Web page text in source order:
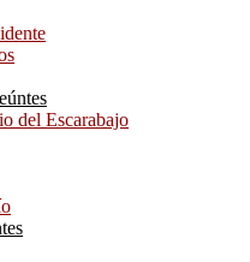
del Escarabajo